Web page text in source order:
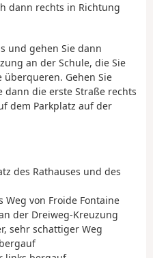
dann rechts in Richtung
und gehen Sie dann
an der Schule, die Sie
Gehen Sie
dann die erste Straße rechts
dem Parkplatz auf der
des Rathauses und des
Weg von Froide Fontaine
der Dreiweg-Kreuzung
sehr schattiger Weg